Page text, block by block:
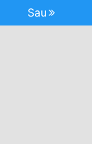
Sau